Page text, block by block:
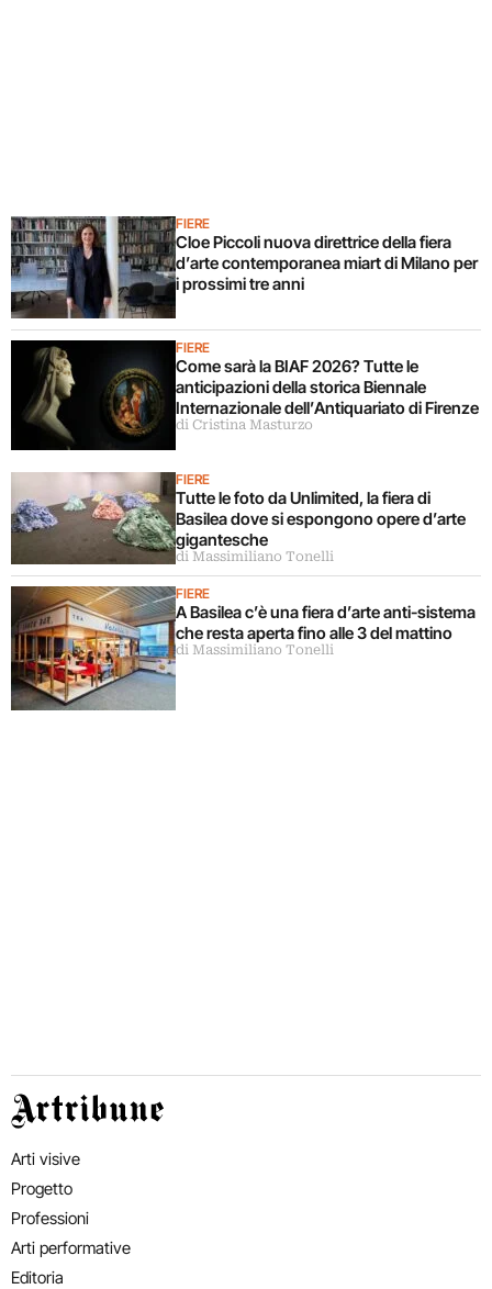
FIERE
Cloe Piccoli nuova direttrice della fiera
d’arte contemporanea miart di Milano per
i prossimi tre anni
FIERE
Come sarà la BIAF 2026? Tutte le
anticipazioni della storica Biennale
Internazionale dell’Antiquariato di Firenze
di Cristina Masturzo
FIERE
Tutte le foto da Unlimited, la fiera di
Basilea dove si espongono opere d’arte
gigantesche
di Massimiliano Tonelli
FIERE
A Basilea c’è una fiera d’arte anti-sistema
che resta aperta fino alle 3 del mattino
di Massimiliano Tonelli
Artribune
Arti visive
Progetto
Professioni
Arti performative
Editoria